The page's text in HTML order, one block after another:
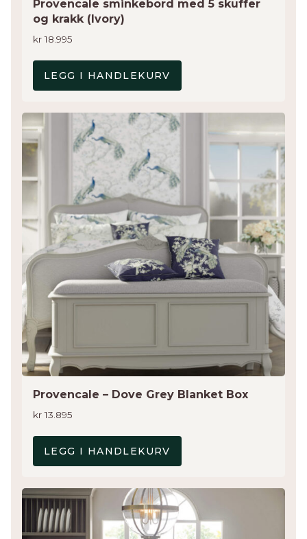
Provencale sminkebord med 5 skuffer
og krakk (Ivory)
kr18.995
LEGG I HANDLEKURV
Provencale – Dove Grey Blanket Box
kr13.895
LEGG I HANDLEKURV